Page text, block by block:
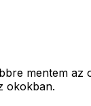
mentem az
okokban.